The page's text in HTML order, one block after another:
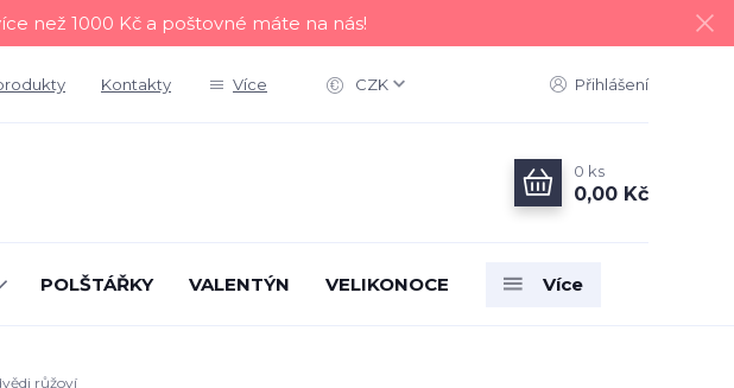
než 1000 Kč a poštovné máte na nás!
Kontakty Více CZK Přihlášení
0 ks
0,00 Kč
POLŠTÁŘKY VALENTÝN VELIKONOCE Více
růžoví